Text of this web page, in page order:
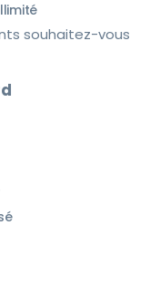
souhaitez-vous